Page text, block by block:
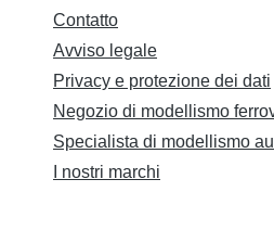
Contatto
Avviso legale
Privacy e protezione dei dati
Negozio di modellismo
Specialista di modellismo
I nostri marchi